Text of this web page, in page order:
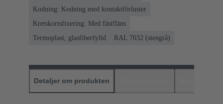
Kodning: Kodning med kontaktförluster
Kretskortsfixering: Med fästfläns
Termoplast, glasfiberfylld
RAL 7032 (stengrå)
Detaljer om produkten